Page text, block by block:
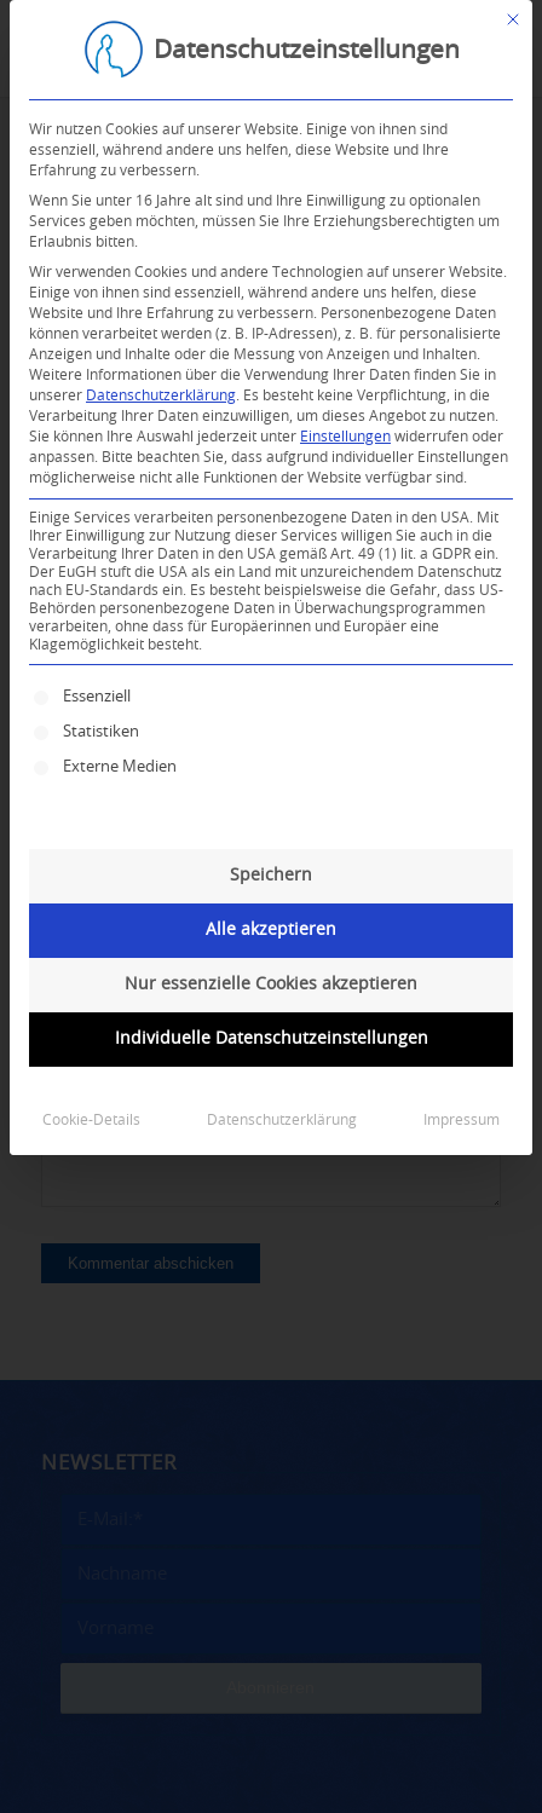
0
Dein Kommentar
An Diskussion beteiligen?
Hinterlassen Sie uns Ihren Kommentar!
NEWSLETTER
Mit
Datenschutzeinstellungen
Wir nutzen Cookies auf unserer Website. Einige von ihnen sind
essenziell, während andere uns helfen, diese Website und Ihre
Erfahrung zu verbessern.
Wenn Sie unter 16 Jahre alt sind und Ihre Einwilligung zu optionalen
Services geben möchten, müssen Sie Ihre Erziehungsberechtigten um
Erlaubnis bitten.
Wir verwenden Cookies und andere Technologien auf unserer Website.
Einige von ihnen sind essenziell, während andere uns helfen, diese
Website und Ihre Erfahrung zu verbessern.
Personenbezogene Daten
können verarbeitet werden (z. B. IP-Adressen), z. B. für personalisierte
Anzeigen und Inhalte oder die Messung von Anzeigen und Inhalten.
Weitere Informationen über die Verwendung Ihrer Daten finden Sie in
unserer Datenschutzerklärung
Es besteht keine Verpflichtung, in die
Verarbeitung Ihrer Daten einzuwilligen, um dieses Angebot zu nutzen.
Sie können Ihre Auswahl jederzeit unter Einstellungen widerrufen oder
anpassen.
Bitte beachten Sie, dass aufgrund individueller Einstellungen
möglicherweise nicht alle Funktionen der Website verfügbar sind.
Einige Services verarbeiten personenbezogene Daten in den USA. Mit
Ihrer Einwilligung zur Nutzung dieser Services willigen Sie auch in die
Verarbeitung Ihrer Daten in den USA gemäß Art. 49 (1) lit. a GDPR ein.
Der EuGH stuft die USA als ein Land mit unzureichendem Datenschutz
nach EU-Standards ein. Es besteht beispielsweise die Gefahr, dass US-
Behörden personenbezogene Daten in Überwachungsprogrammen
verarbeiten, ohne dass für Europäerinnen und Europäer eine
Klagemöglichkeit besteht.
Es folgt eine Liste der Service-Gruppen, für die
Essenziell
Statistiken
Externe Medien
Speichern
Alle akzeptieren
Nur essenzielle Cookies akzeptieren
Individuelle Datenschutzeinstellungen
Cookie-Details Datenschutzerklärung Impressum